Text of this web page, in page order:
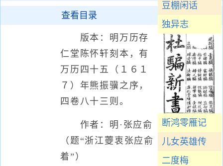
豆棚闲话
独异志
断鸿零雁记
儿女英雄传
二度梅
查看目录
版本：明万历存
仁堂陈怀轩刻本，有
万历四十五（１６１
７）年熊振骥之序，
四卷八十三则。
作者：明·张应俞
（题“浙江蘷衷张应俞
着”）